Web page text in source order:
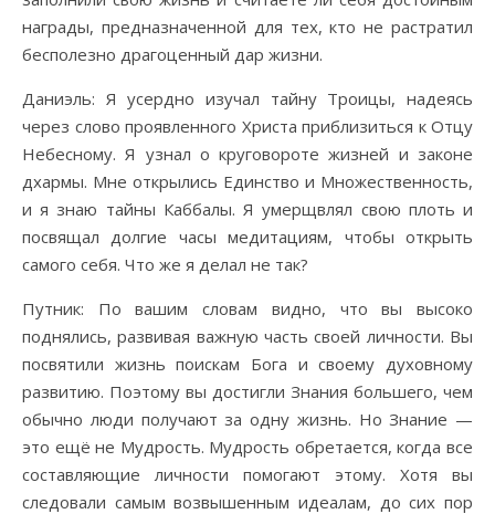
награды, предназначенной для тех, кто не растратил
бесполезно драгоценный дар жизни.
Даниэль: Я усердно изучал тайну Троицы, надеясь
через слово проявленного Христа приблизиться к Отцу
Небесному. Я узнал о круговороте жизней и законе
дхармы. Мне открылись Единство и Множественность,
и я знаю тайны Каббалы. Я умерщвлял свою плоть и
посвящал долгие часы медитациям, чтобы открыть
самого себя. Что же я делал не так?
Путник: По вашим словам видно, что вы высоко
поднялись, развивая важную часть своей личности. Вы
посвятили жизнь поискам Бога и своему духовному
развитию. Поэтому вы достигли Знания большего, чем
обычно люди получают за одну жизнь. Но Знание —
это ещё не Мудрость. Мудрость обретается, когда все
составляющие личности помогают этому. Хотя вы
следовали самым возвышенным идеалам, до сих пор